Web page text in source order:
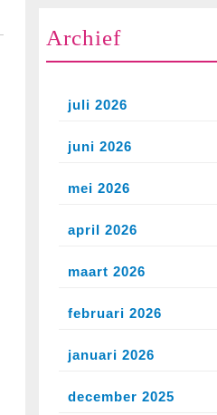
Archief
juli 2026
juni 2026
mei 2026
april 2026
maart 2026
februari 2026
januari 2026
december 2025